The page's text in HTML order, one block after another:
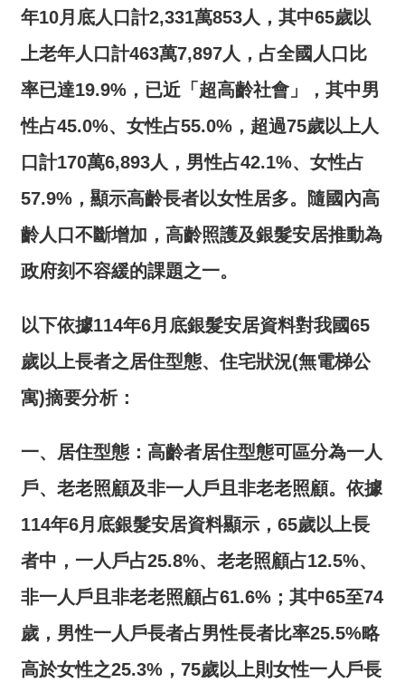
首
站
導
覽
意
信
箱
語
詞
彙
常
子
報
RSS
English
網
年10月底人口計2,331萬853人，其中65歲以
上老年人口計463萬7,897人，占全國人口比
率已達19.9% ，已近「超高齡社會」
，其中男
性占45.0%、女性占55.0% ，超過75歲以上人
口計170萬6,893人，男性占42.1%、女性占
57.9% ，顯示高齡長者以女性居多。隨國內高
齡人口不斷增加，高齡照護及銀髮安居推動為
政府刻不容緩的課題之一。
以下依據114年6月底銀髮安居資料對我國65
歲以上長者之居住型態、住宅狀況(無電梯公
寓)摘要分析：
一、居住型態： 高齡者居住型態可區分為一人
戶、老老照顧及非一人戶且非老老照顧。 依據
114年6月底銀髮安居資料顯示， 65歲以上長
者中，一人戶占25.8%、老老照顧占12.5%、
非一人戶且非老老照顧占61.6% ；其中65至74
歲，男性一人戶長者占男性長者比率25.5%略
高於女性之25.3% ， 75歲以上則女性一人戶長